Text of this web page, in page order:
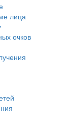
лица
очков